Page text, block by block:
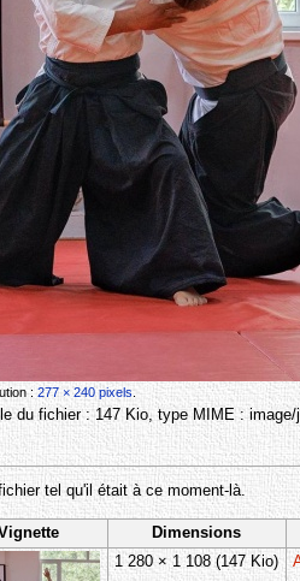
: 277 × 240 pixels
du fichier : 147 Kio, type MIME :image/
tel qu'il était à ce moment-là.
Dimensions
1 280 × 1 108(147 Kio)